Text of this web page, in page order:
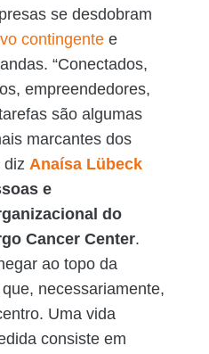
se desdobram
contingentee
“Conectados,
empreendedores,
são algumas
marcantes dos
diz Anaísa Lübeck
e
do
Cancer Center.
ao topo da
necessariamente,
Uma vida
consiste em